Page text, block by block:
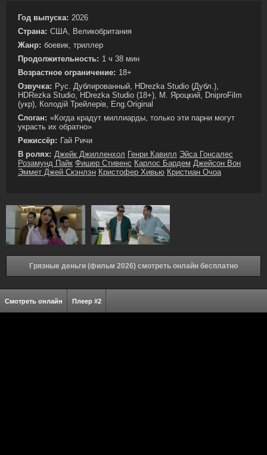
Год выпуска: 2026
Страна: США, Великобритания
Жанр: боевик, триллер
Продолжительность: 1 ч 38 мин
Возрастное ограничение: 18+
Озвучка: Рус. Дублированный, HDrezka Studio (Дубл.),
HDRezka Studio, HDrezka Studio (18+), М. Яроцкий, DniproFilm
(укр), Колодій Трейлерів, Eng.Original
Слоган: «Когда крадут миллиарды, только эти парни могут
украсть их обратно»
Режиссёр: Гай Ричи
В ролях: Джейк Джилленхол Генри Кавилл Эйса Гонсалес
Розамунд Пайк Фишер Стивенс Карлос Бардем Джейсон Вон
Эммет Джей Скэнлэн Кристофер Хивью Кристиан Очоа
Грязные деньги (фильм 2026) смотреть онлайн бесплатно
Смотреть онлайн Плеер #2